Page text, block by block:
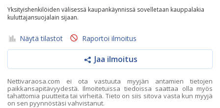
Yksityishenkilöiden välisessä kaupankäynnissä sovelletaan kauppalakia
kuluttajansuojalain sijaan.
Näytä tilastot Raportoi ilmoitus
Jaa ilmoitus
Nettivaraosa.com ei ota vastuuta myyjän antamien tietojen
paikkansapitävyydestä. Ilmoitetuissa tiedoissa saattaa olla myös
tahattomia puutteita tai virheitä. Tieto on siis sitova vasta kun myyjä
on sen pyynnöstäsi vahvistanut.